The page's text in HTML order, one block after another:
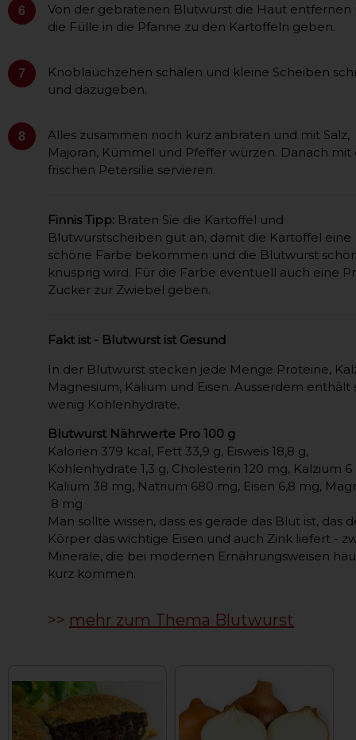
6
Von der gebratenen Blutwurst die Haut entfernen
die Fülle in die Pfanne zu den Kartoffeln geben.
7
Knoblauchzehen schälen und kleine Scheiben
und dazugeben.
8
Alles zusammen noch kurz anbraten und mit Salz,
Majoran, Kümmel und Pfeffer würzen. Danach mit
frischen Petersilie servieren.
Finnis Tipp: Braten Sie die Kartoffel und
Blutwurstscheiben gut an, damit die Kartoffel eine
schöne Farbe bekommen und die Blutwurst
knusprig wird. Für die Farbe eventuell auch eine
Zucker zur Zwiebel geben.
Fakt ist - Blutwurst ist Gesund
In der Blutwurst stecken jede Menge Proteine,
Magnesium, Kalium und Eisen. Ausserdem enthält
wenig Kohlenhydrate.
Blutwurst Nährwerte Pro 100 g
Kalorien 379 kcal, Fett 33,9 g, Eisweis 18,8 g,
Kohlenhydrate 1,3 g, Cholesterin 120 mg, Kalzium 6
Kalium 38 mg, Natrium 680 mg, Eisen 6,8 mg,
8 mg
Man sollte wissen, dass es gerade das Blut ist, das
Körper das wichtige Eisen und auch Zink liefert -
Minerale, die bei modernen Ernährungsweisen
kurz kommen.
>> mehr zum Thema Blutwurst